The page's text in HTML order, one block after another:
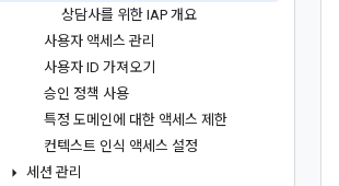
상담사를 위한 IAP 개요
사용자 액세스 관리
사용자 ID 가져오기
승인 정책 사용
특정 도메인에 대한 액세스 제한
컨텍스트 인식 액세스 설정
세션 관리